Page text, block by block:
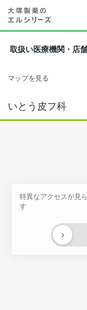
取扱い医療機関・店
マップを見る
いとう皮フ科
特異なアクセスが見
す
›